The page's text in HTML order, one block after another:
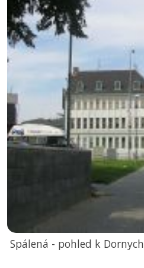
Spálená - pohled k